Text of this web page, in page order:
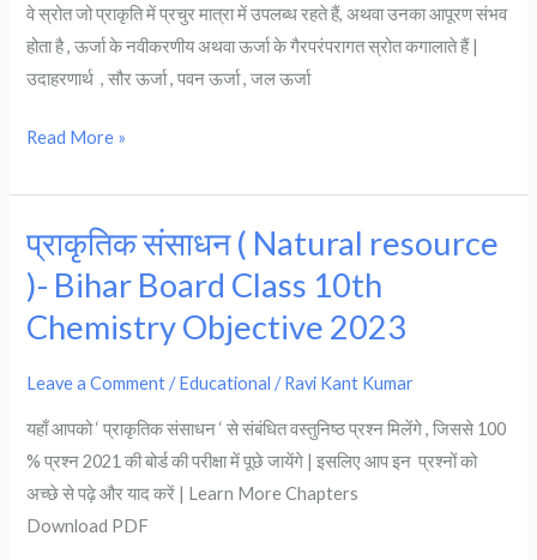
वे स्रोत जो प्राकृति में प्रचुर मात्रा में उपलब्ध रहते हैं, अथवा उनका आपूरण संभव
होता है , ऊर्जा के नवीकरणीय अथवा ऊर्जा के गैरपरंपरागत स्रोत कगालाते हैं |
उदाहरणार्थ , सौर ऊर्जा , पवन ऊर्जा , जल ऊर्जा
Compound
)
–
Board
10th
Chemistry
Subjective
Question-
answer
Read More »
प्राकृतिक संसाधन ( Natural resource
)- Bihar Board Class 10th
Chemistry Objective 2023
Leave a Comment /Educational /Ravi Kant Kumar
यहाँ आपको ‘ प्राकृतिक संसाधन ‘ से संबंधित वस्तुनिष्ठ प्रश्न मिलेंगे , जिससे 100
% प्रश्न 2021 की बोर्ड की परीक्षा में पूछे जायेंगे | इसलिए आप इन प्रश्नों को
अच्छे से पढ़े और याद करें | Learn More Chapters
Download PDF
प्राकृतिक
संसाधन
(
Natural
Bihar
Board
Class
10th